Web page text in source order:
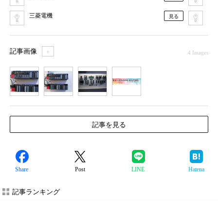
三菱電機 見る
記事画像 ＋ 4 Images
記事を見る
Share Post LINE Hatena
記事ランキング